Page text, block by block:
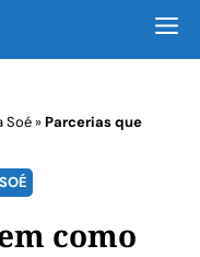
Soé»Parcerias que
como